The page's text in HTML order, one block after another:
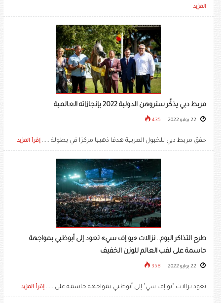
المزيد
مربط دبي يذكِّر ستروهن الدولية 2022 بإنجازاته العالمية
435
حقق مربط دبي للخيول العربية هدفا ذهبيا مركزا في بطولة ..... إقرأ المزيد
طرح التذاكر اليوم.. نزالات «يو إف سي» تعود إلى أبوظبي بمواجهة
حاسمة على لقب العالم للوزن الخفيف
358
تعود نزالات "يو إف سي" إلى أبوظبي بمواجهة حاسمة على ..... إقرأ المزيد